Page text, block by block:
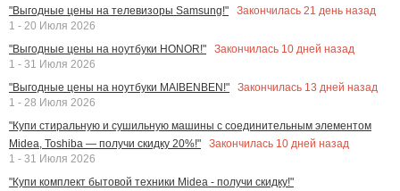
"Выгодные цены на телевизоры Samsung!"
Закончилась 21 день назад
1 - 20 Июля 2026
"Выгодные цены на ноутбуки HONOR!"
Закончилась 10 дней назад
1 - 31 Июля 2026
"Выгодные цены на ноутбуки MAIBENBEN!"
Закончилась 13 дней назад
1 - 28 Июля 2026
"Купи стиральную и сушильную машины с соединительным элементом
Midea, Toshiba — получи скидку 20%!"
Закончилась 10 дней назад
1 - 31 Июля 2026
"Купи комплект бытовой техники Midea - получи скидку!"